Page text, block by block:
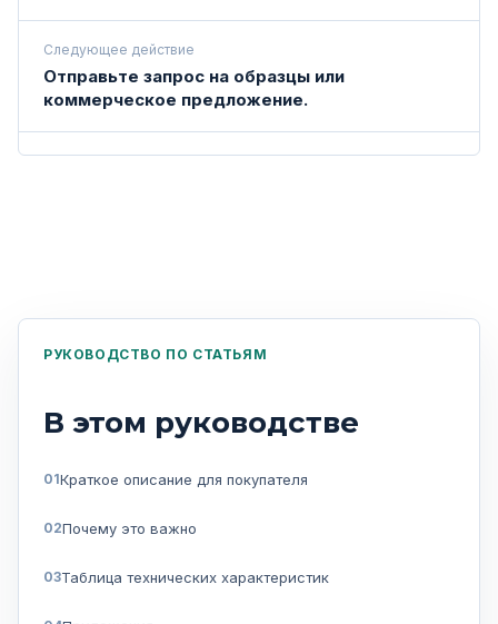
Следующее действие
Отправьте запрос на образцы или
коммерческое предложение.
РУКОВОДСТВО ПО СТАТЬЯМ
В этом руководстве
Краткое описание для покупателя
Почему это важно
Таблица технических характеристик